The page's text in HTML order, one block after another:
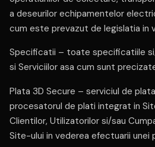
a deseurilor echipamentelor
cum este prevazut de legislatia in
Specificatii – toate specificatiile
si Serviciilor asa cum sunt
Plata 3D Secure – serviciul de
procesatorul de plati integrat in
Clientilor, Utilizatorilor si/sau
Site-ului in vederea efectuarii unei